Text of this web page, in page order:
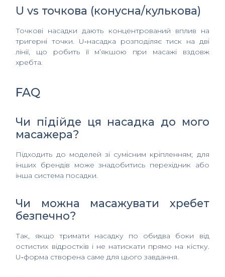
U vs точкова (конусна/кулькова)
Точкові насадки дають концентрований вплив на
тригерні точки. U‑насадка розподіляє тиск на дві
лінії, що робить її м’якшою при масажі вздовж
хребта.
FAQ
Чи підійде ця насадка до мого
масажера?
Підходить до моделей зі сумісним кріпленням; для
інших брендів може знадобитись перехідник або
інша система посадки.
Чи можна масажувати хребет
безпечно?
Так, якщо тримати насадку по обидва боки від
остистих відростків і не натискати прямо на кістку.
U‑форма створена саме для цього завдання.